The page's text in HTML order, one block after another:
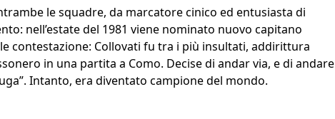
le squadre, da marcatore cinico ed entusiasta di
nell’estate del 1981 viene nominato nuovo capitano
contestazione: Collovati fu tra i più insultati, addirittura
in una partita a Como. Decise di andar via, e di andare
Intanto, era diventato campione del mondo.